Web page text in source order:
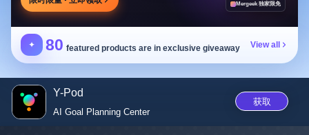
Mergeek 独家限免
✦ 80 featured products are in exclusive giveaway View all
Y-Pod
AI Goal Planning Center
获取